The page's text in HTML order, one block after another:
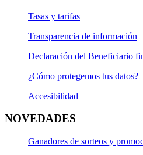
Tasas y tarifas
Transparencia de información
Declaración del Beneficiario
¿Cómo protegemos tus datos?
Accesibilidad
NOVEDADES
Ganadores de sorteos y